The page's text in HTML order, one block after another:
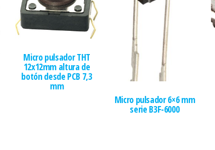
Micro pulsador THT
12x12mm altura de
botón desde PCB 7,3
mm
Micro pulsador 6×6 mm
serie B3F-6000